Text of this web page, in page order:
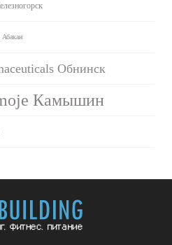
Абакан
Обнинск
Камышин